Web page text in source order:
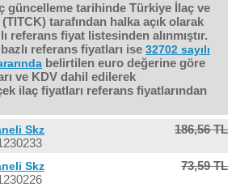
güncelleme tarihinde Türkiye İlaç ve
tarafından halka açık olarak
referans fiyat listesinden alınmıştır.
referans fiyatları ise 32702 sayılı
belirtilen euro değerine göre
ve KDV dahil edilerek
ilaç fiyatları referans fiyatlarından
Skz 186,56 TL
Skz 73,59 TL